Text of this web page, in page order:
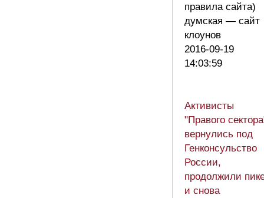
правила сайта)
думская — сайт
клоунов
2016-09-19
14:03:59
Активисты
"Правого
вернулись под
Генконсульство
России,
продолжили
и снова